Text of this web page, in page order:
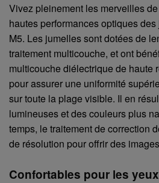
Vivez pleinement les merveilles
hautes performances optiques
M5. Les jumelles sont dotées de
traitement multicouche, et ont
multicouche diélectrique de haute
pour assurer une uniformité
sur toute la plage visible. Il en
lumineuses et des couleurs plus
temps, le traitement de correction
de résolution pour offrir des
Confortables pour les yeux